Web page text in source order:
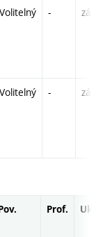
Volitelný - zá
Volitelný - zá
Prof. Uk.